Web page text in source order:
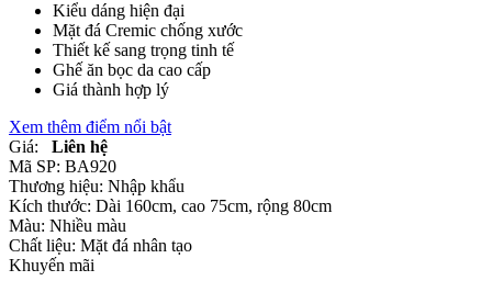
Kiểu dáng hiện đại
Mặt đá Cremic chống xước
Thiết kế sang trọng tinh tế
Ghế ăn bọc da cao cấp
Giá thành hợp lý
Xem thêm điểm nổi bật
Giá:
Liên hệ
Mã SP: BA920
Thương hiệu: Nhập khẩu
Kích thước: Dài 160cm, cao 75cm, rộng 80cm
Màu: Nhiều màu
Chất liệu: Mặt đá nhân tạo
Khuyến mãi